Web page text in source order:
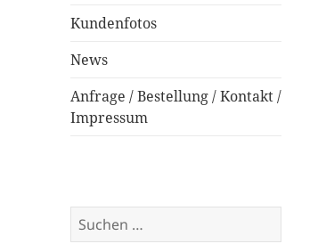
Kundenfotos
News
Anfrage / Bestellung / Kontakt /
Impressum
Suchen
nach: